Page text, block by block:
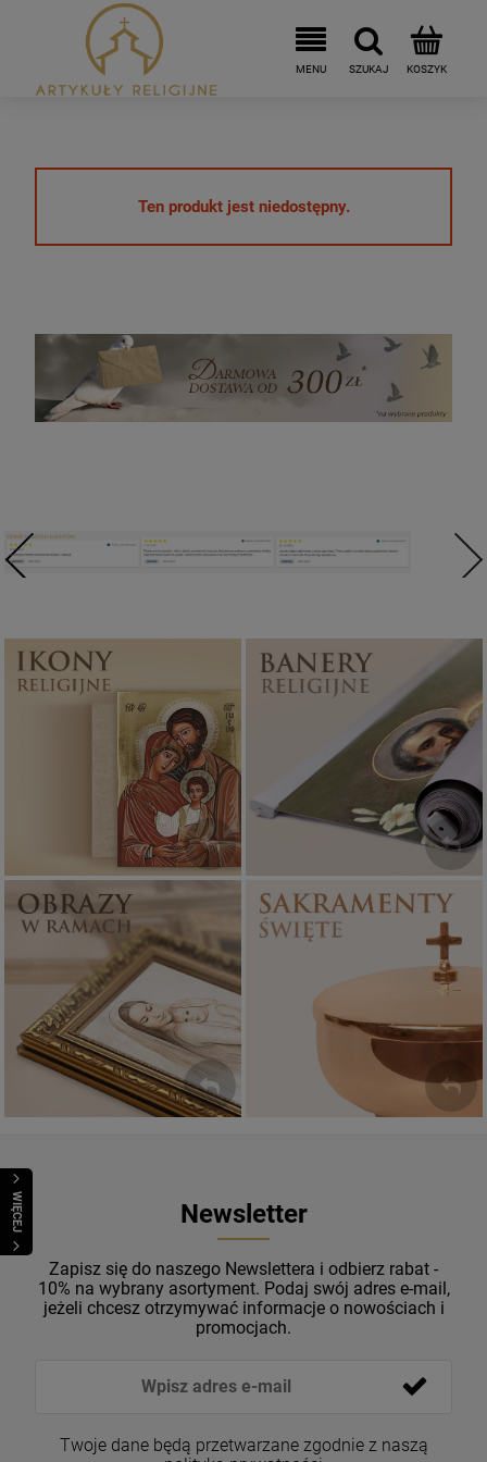
Bransoletka Benedyktyńska
16,00 zł
WIĘCEJ
Ten produkt jest niedostępny.
Ikony religijne
PONAD 400
WZORÓW
Banery religijne
ZOBACZ
Obrazy religijne
PIĘKNE
WZORY
Sakramenty Święte
Newsletter
Zapisz się do naszego Newslettera i odbierz rabat -
10% na wybrany asortyment. Podaj swój adres e-mail,
jeżeli chcesz otrzymywać informacje o nowościach i
promocjach.
Twoje dane będą przetwarzane zgodnie z naszą